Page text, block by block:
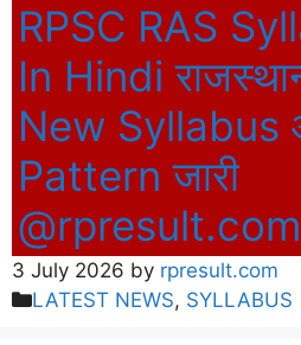
RPSC RAS
In Hindi
New Syllabus
Pattern जारी
@rpresult.com
3 July 2026 by rpresult.com
Categories
LATEST NEWS, SYLLABUS